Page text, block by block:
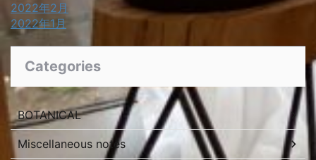
2022年2月
2022年1月
Categories
BOTANICAL
Miscellaneous notes